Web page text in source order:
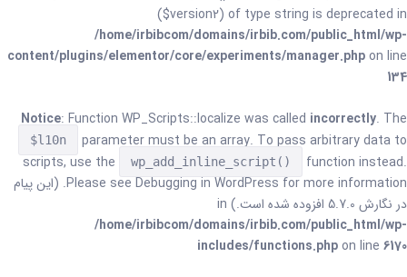
($version2) of type string is deprecated in
/home/irbibcom/domains/irbib.com/public_html/wp-
content/plugins/elementor/core/experiments/manager.phpon line
134
Notice: Function WP_Scripts::localize was called incorrectly. The
$l10n
parameter must be an array. To pass arbitrary data to
scripts, use the
wp_add_inline_script()
function instead.
Please seeDebugging in WordPress
for more information. (این پیام
در نگارش 5.7.0 افزوده شده است.) in
/home/irbibcom/domains/irbib.com/public_html/wp-
includes/functions.phpon line 6170